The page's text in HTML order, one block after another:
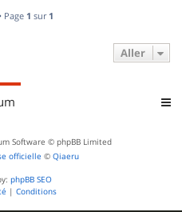
Page 1 sur 1
Aller
Software © phpBB Limited
officielle © Qiaeru
phpBB SEO
| Conditions